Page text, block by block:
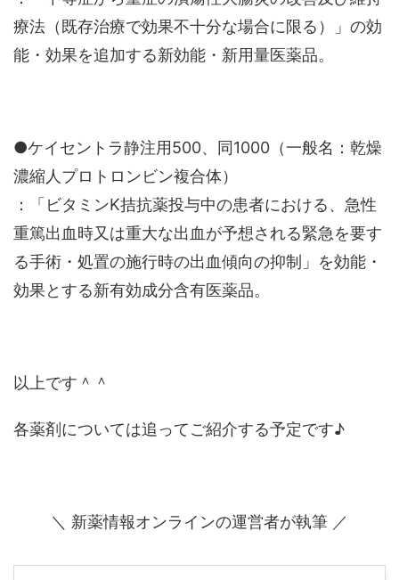
療法（既存治療で効果不十分な場合に限る）」の効
能・効果を追加する新効能・新用量医薬品。
●ケイセントラ静注用500、同1000（一般名：乾燥
濃縮人プロトロンビン複合体）
：「ビタミンK拮抗薬投与中の患者における、急性
重篤出血時又は重大な出血が予想される緊急を要す
る手術・処置の施行時の出血傾向の抑制」を効能・
効果とする新有効成分含有医薬品。
以上です＾＾
各薬剤については追ってご紹介する予定です♪
＼ 新薬情報オンラインの運営者が執筆 ／